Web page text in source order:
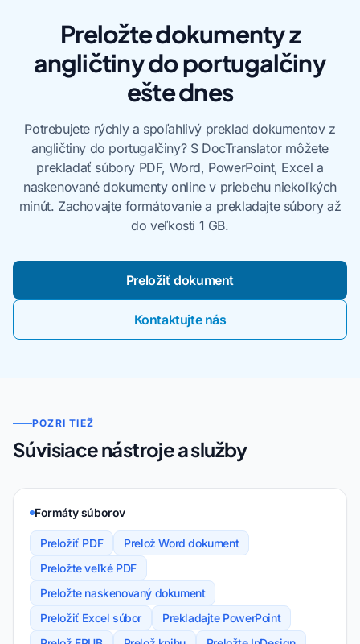
Preložte dokumenty z
angličtiny do portugalčiny
ešte dnes
Potrebujete rýchly a spoľahlivý preklad dokumentov z
angličtiny do portugalčiny? S DocTranslator môžete
prekladať súbory PDF, Word, PowerPoint, Excel a
naskenované dokumenty online v priebehu niekoľkých
minút. Zachovajte formátovanie a prekladajte súbory až
do veľkosti 1 GB.
Preložiť dokument
Kontaktujte nás
POZRI TIEŽ
Súvisiace nástroje a služby
Formáty súborov
Preložiť PDF
Prelož Word dokument
Preložte veľké PDF
Preložte naskenovaný dokument
Preložiť Excel súbor
Prekladajte PowerPoint